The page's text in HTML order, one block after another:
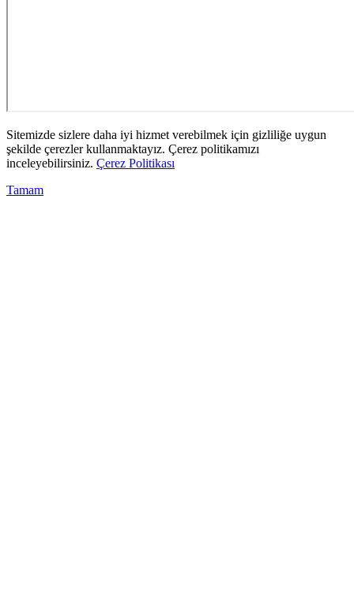
Sitemizde sizlere daha iyi hizmet verebilmek için gizliliğe uygun
şekilde çerezler kullanmaktayız. Çerez politikamızı
inceleyebilirsiniz. Çerez Politikası
Tamam